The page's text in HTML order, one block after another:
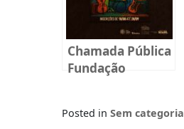
Chamada Pública
Fundação
Posted in Sem categoria